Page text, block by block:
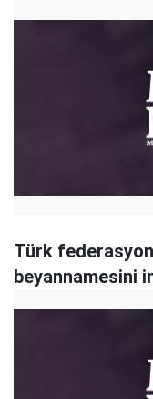
Türk
beyannamesini